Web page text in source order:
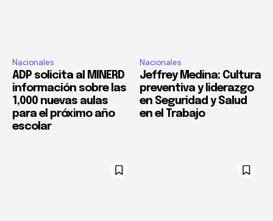
Nacionales
ADP solicita al MINERD
información sobre las
1,000 nuevas aulas
para el próximo año
escolar
Nacionales
Jeffrey Medina: Cultura
preventiva y liderazgo
en Seguridad y Salud
en el Trabajo